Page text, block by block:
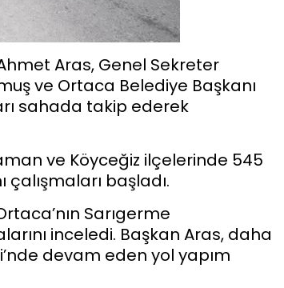
Aras, Genel Sekreter
ve Ortaca Belediye Başkanı
sahada takip ederek
ve Köyceğiz ilçelerinde 545
çalışmaları başladı.
Sarıgerme
inceledi. Başkan Aras, daha
devam eden yol yapım